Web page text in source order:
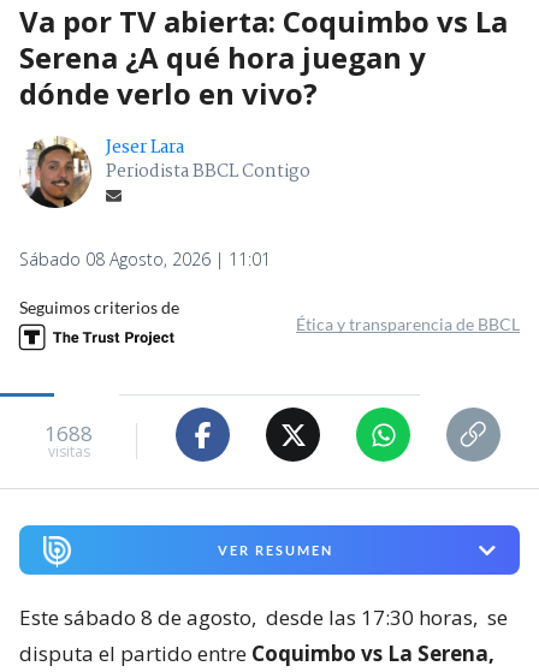
Va por TV abierta: Coquimbo vs La
Serena ¿A qué hora juegan y
dónde verlo en vivo?
Jeser Lara
Periodista BBCL Contigo
Sábado 08 Agosto, 2026 | 11:01
Seguimos criterios de
Ética y transparencia de BBCL
1688
visitas
VER RESUMEN
Este sábado 8 de agosto, desde las 17:30 horas, se
disputa el partido entre Coquimbo vs La Serena,